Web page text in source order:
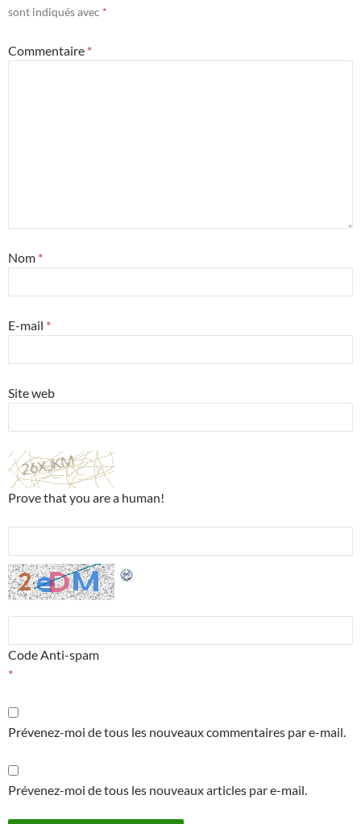
sont indiqués avec *
Commentaire *
Nom *
E-mail *
Site web
Prove that you are a human!
Code Anti-spam
*
Prévenez-moi de tous les nouveaux commentaires par e-mail.
Prévenez-moi de tous les nouveaux articles par e-mail.